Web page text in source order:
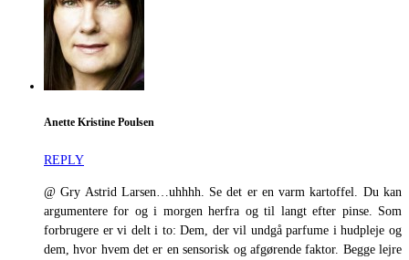
Anette Kristine Poulsen
REPLY
@ Gry Astrid Larsen…uhhhh. Se det er en varm kartoffel. Du kan
argumentere for og i morgen herfra og til langt efter pinse. Som
forbrugere er vi delt i to: Dem, der vil undgå parfume i hudpleje og
dem, hvor hvem det er en sensorisk og afgørende faktor. Begge lejre